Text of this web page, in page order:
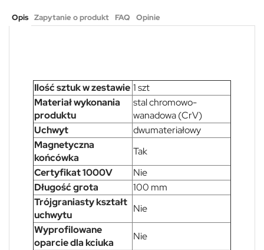
Opis Zapytanie o produkt FAQ Opinie
Ilość sztuk w zestawie 1 szt
Materiał wykonania
produktu
stal chromowo-
wanadowa (CrV)
Uchwyt
dwumateriałowy
Magnetyczna
końcówka
Tak
Certyfikat 1000V
Nie
Długość grota
100 mm
Trójgraniasty kształt
uchwytu
Nie
Wyprofilowane
oparcie dla kciuka
Nie